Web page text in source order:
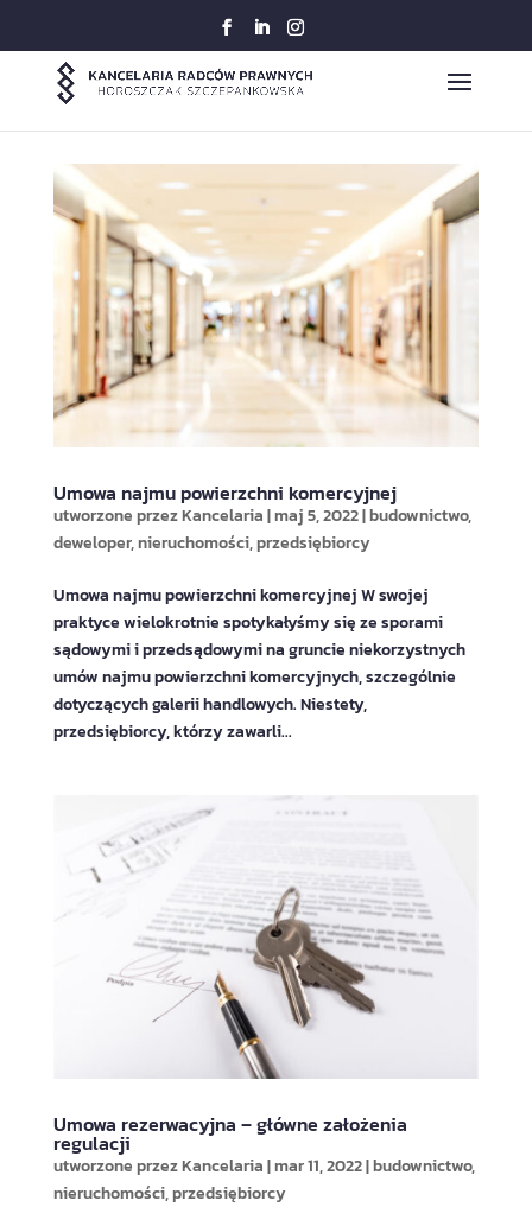
Umowa najmu powierzchni komercyjnej
utworzone przezKancelaria|maj 5, 2022|budownictwo,
deweloper,nieruchomości,przedsiębiorcy
Umowa najmu powierzchni komercyjnej W swojej
praktyce wielokrotnie spotykałyśmy się ze sporami
sądowymi i przedsądowymi na gruncie niekorzystnych
umów najmu powierzchni komercyjnych, szczególnie
dotyczących galerii handlowych. Niestety,
przedsiębiorcy, którzy zawarli...
Umowa rezerwacyjna – główne założenia
regulacji
utworzone przezKancelaria|mar 11, 2022|budownictwo,
nieruchomości,przedsiębiorcy